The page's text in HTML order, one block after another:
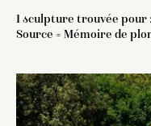
1 sculpture trouvée pour :
Source = Mémoire de